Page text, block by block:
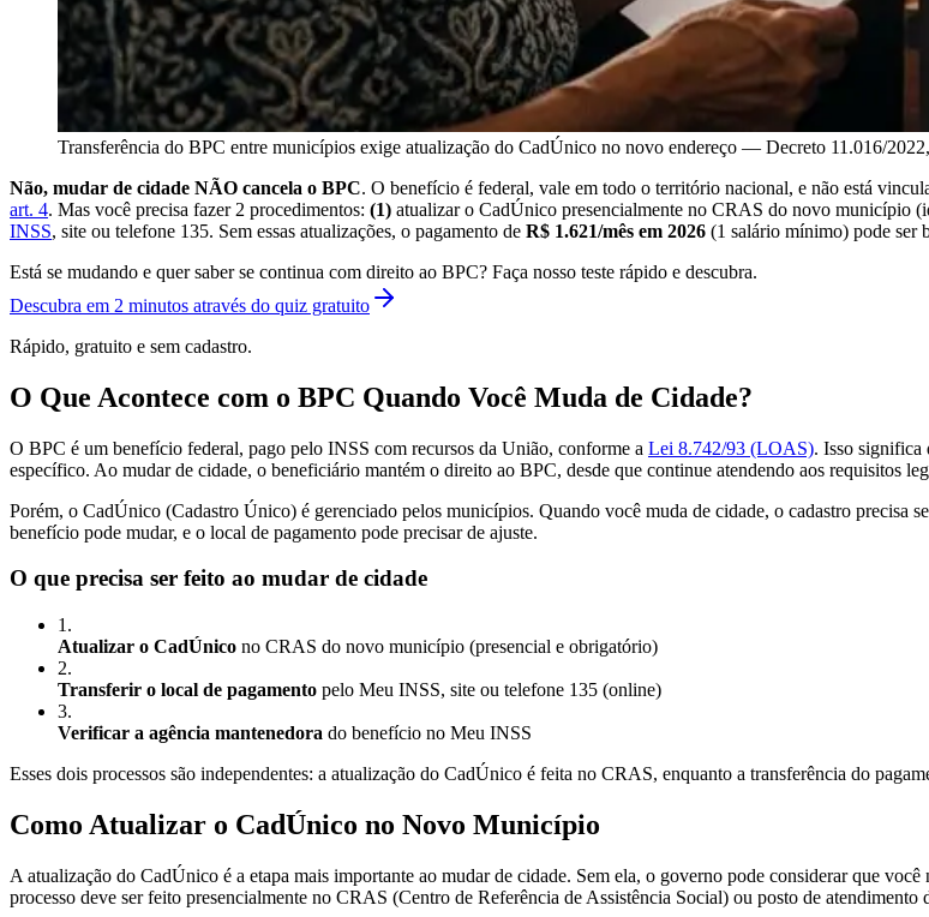
Transferência do BPC entre municípios exige atualização do CadÚnico no novo endereço — Decreto 11.016/
Não, mudar de cidade NÃO cancela o BPC. O benefício é federal, vale em todo o território nacional, e não está
art. 4. Mas você precisa fazer 2 procedimentos: (1) atualizar o CadÚnico presencialmente no CRAS do novo município
INSS, site ou telefone 135. Sem essas atualizações, o pagamento de R$ 1.621/mês em 2026 (1 salário mínimo) pode ser
Está se mudando e quer saber se continua com direito ao BPC? Faça nosso teste rápido e descubra.
Descubra em 2 minutos através do quiz gratuito
Rápido, gratuito e sem cadastro.
O Que Acontece com o BPC Quando Você Muda de Cidade?
O BPC é um benefício federal, pago pelo INSS com recursos da União, conforme a Lei 8.742/93 (LOAS). Isso significa
específico. Ao mudar de cidade, o beneficiário mantém o direito ao BPC, desde que continue atendendo aos requisitos
Porém, o CadÚnico (Cadastro Único) é gerenciado pelos municípios. Quando você muda de cidade, o cadastro precisa
benefício pode mudar, e o local de pagamento pode precisar de ajuste.
O que precisa ser feito ao mudar de cidade
1 .
Atualizar o CadÚnico no CRAS do novo município (presencial e obrigatório)
2.
Transferir o local de pagamento pelo Meu INSS, site ou telefone 135 (online)
3.
Verificar a agência mantenedora do benefício no Meu INSS
Esses dois processos são independentes: a atualização do CadÚnico é feita no CRAS, enquanto a transferência do
Como Atualizar o CadÚnico no Novo Município
A atualização do CadÚnico é a etapa mais importante ao mudar de cidade. Sem ela, o governo pode considerar que
processo deve ser feito presencialmente no CRAS (Centro de Referência de Assistência Social) ou posto de